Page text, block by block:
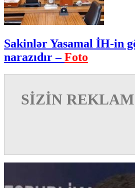
Sakinlər Yasamal İH-in
narazıdır –Foto
SİZİN